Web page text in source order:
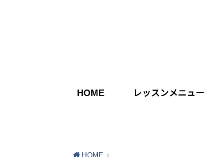
HOME レッスンメニュー
HOME